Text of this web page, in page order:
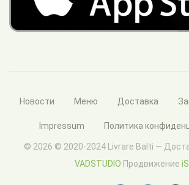
Новости Меню Доставка
Impressum Политика
© 2026 © 2020-2024 Livrare Balti —
VADSTUDIO Продвижение